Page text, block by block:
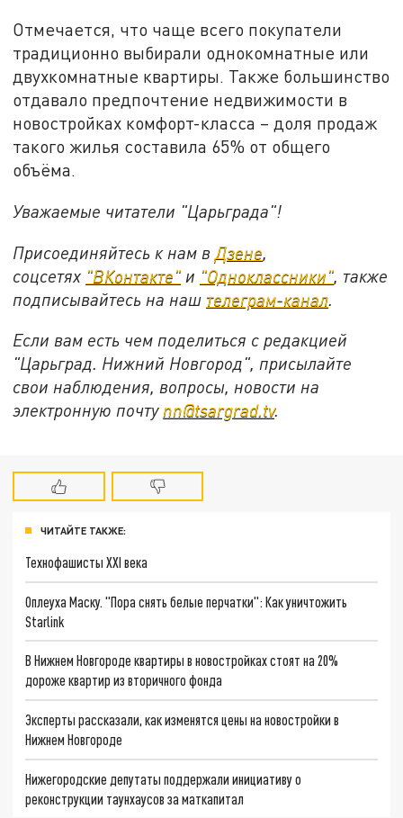
Отмечается, что чаще всего покупатели
традиционно выбирали однокомнатные или
двухкомнатные квартиры. Также большинство
отдавало предпочтение недвижимости в
новостройках комфорт-класса – доля продаж
такого жилья составила 65% от общего
объёма.
Уважаемые читатели "Царьграда"!
Присоединяйтесь к нам в Дзене
соцсетях "ВКонтакте" и "Одноклассники" также
подписывайтесь на наш телеграм-канал
Если вам есть чем поделиться с редакцией
"Царьград. Нижний Новгород", присылайте
свои наблюдения, вопросы, новости на
электронную почту nn@tsargrad.tv.
ЧИТАЙТЕ ТАКЖЕ:
Технофашисты XXI века
Оплеуха Маску. "Пора снять белые перчатки": Как уничтожить
Starlink
В Нижнем Новгороде квартиры в новостройках стоят на 20%
дороже квартир из вторичного фонда
Эксперты рассказали, как изменятся цены на новостройки в
Нижнем Новгороде
Нижегородские депутаты поддержали инициативу о
реконструкции таунхаусов за маткапитал